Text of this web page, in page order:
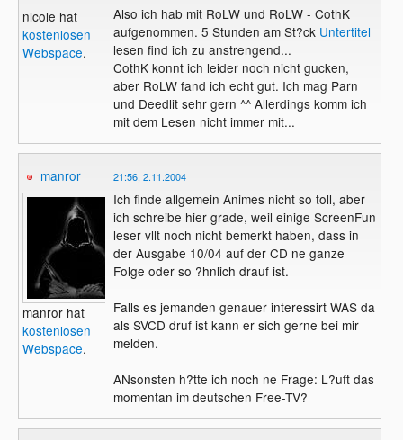
nicole hat
kostenlosen
Webspace.
Also ich hab mit RoLW und RoLW - CothK
aufgenommen. 5 Stunden am St?ck Untertitel
lesen find ich zu anstrengend...
CothK konnt ich leider noch nicht gucken,
aber RoLW fand ich echt gut. Ich mag Parn
und Deedlit sehr gern ^^ Allerdings komm ich
mit dem Lesen nicht immer mit...
manror
manror hat
kostenlosen
Webspace.
21:56, 2.11.2004
Ich finde allgemein Animes nicht so toll, aber
ich schreibe hier grade, weil einige ScreenFun
leser vllt noch nicht bemerkt haben, dass in
der Ausgabe 10/04 auf der CD ne ganze
Folge oder so ?hnlich drauf ist.
Falls es jemanden genauer interessirt WAS da
als SVCD druf ist kann er sich gerne bei mir
melden.
ANsonsten h?tte ich noch ne Frage: L?uft das
momentan im deutschen Free-TV?